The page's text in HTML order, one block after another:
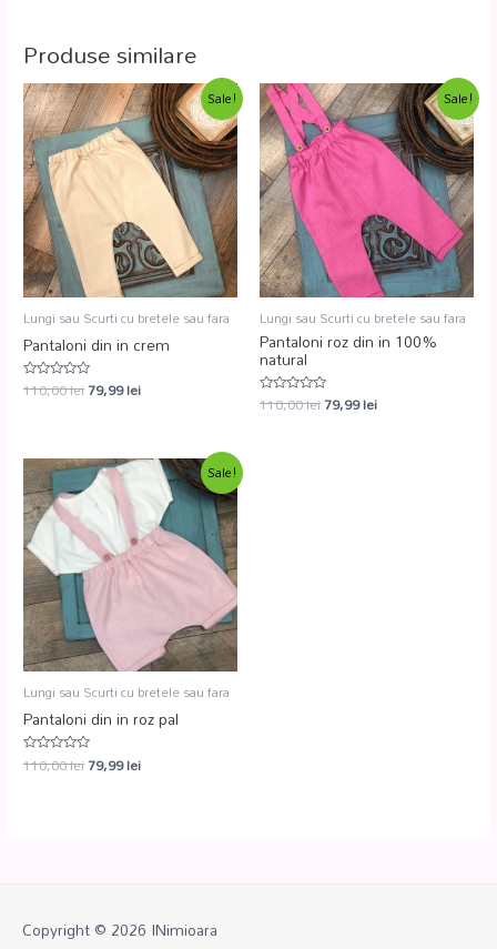
Produse similare
Sale!
Lungi sau Scurti cu bretele sau fara
Pantaloni din in crem
Evaluat
la
110,00lei79,99lei
Sale!
Lungi sau Scurti cu bretele sau fara
Pantaloni roz din in 100%
natural
Evaluat
la
110,00lei79,99lei
Sale!
Lungi sau Scurti cu bretele sau fara
Pantaloni din in roz pal
Evaluat
la
110,00lei79,99lei
Copyright © 2026 INimioara